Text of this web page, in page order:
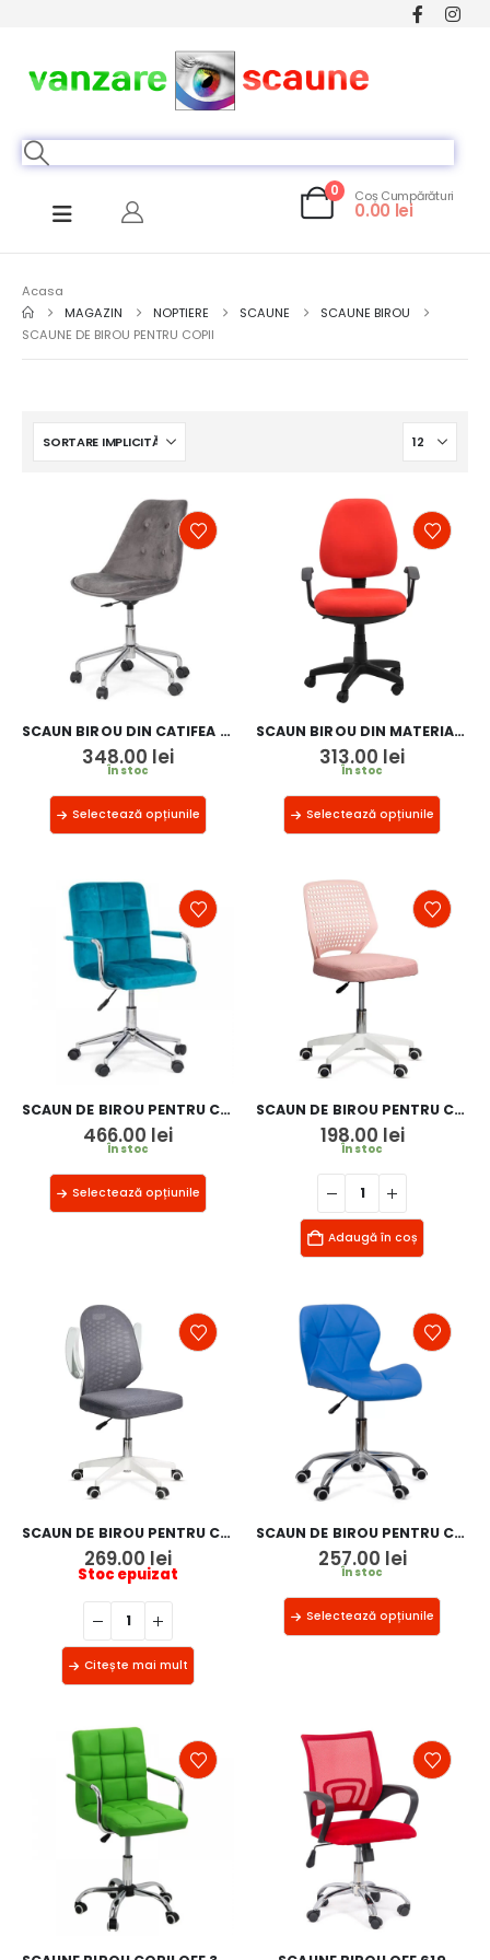
0 Coș Cumpărături
0.00 lei
Acasa
MAGAZIN
NOPTIERE SCAUNE
SCAUNE BIROU
SCAUNE DE BIROU PENTRU COPII
SCAUN BIROU DIN CATIFEA OFF 333
348.00 lei
În stoc
Selectează opțiunile
SCAUN BIROU DIN MATERIAL TEXTIL OFF 326
313.00 lei
În stoc
Selectează opțiunile
SCAUN DE BIROU PENTRU COPII OFF 328V
466.00 lei
În stoc
Selectează opțiunile
SCAUN DE BIROU PENTRU COPII OFF 329
198.00 lei
În stoc
Adaugă în coș
SCAUN DE BIROU PENTRU COPII OFF 330
269.00 lei
Stoc epuizat
Citește mai mult
SCAUN DE BIROU PENTRU COPII OFF 334
257.00 lei
În stoc
Selectează opțiunile